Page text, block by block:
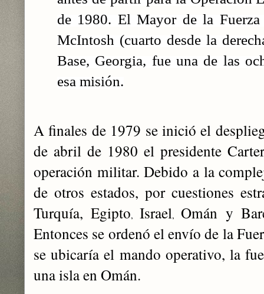
de 1980. El Mayor de la
McIntosh (cuarto desde la
Base, Georgia, fue una de las
esa misión.
A finales de 1979 se inició el
de abril de 1980 el presidente
operación militar. Debido a la
de otros estados, por cuestiones
Turquía, Egipto, Israel,Omán y
Entonces se ordenó el envío de la
se ubicaría el mando operativo, la
una isla en Omán.